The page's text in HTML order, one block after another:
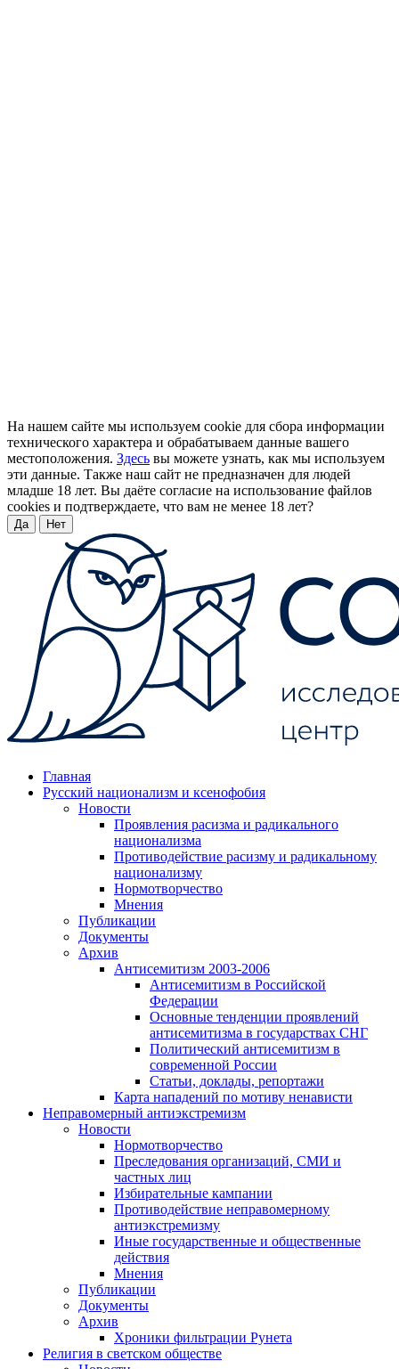
На нашем сайте мы используем cookie для сбора информации
технического характера и обрабатываем данные вашего
местоположения. Здесь вы можете узнать, как мы используем
эти данные. Также наш сайт не предназначен для людей
младше 18 лет. Вы даёте согласие на использование файлов
cookies и подтверждаете, что вам не менее 18 лет?
Да Нет
Главная
Русский национализм и ксенофобия
Новости
Проявления расизма и радикального
национализма
Противодействие расизму и радикальному
национализму
Нормотворчество
Мнения
Публикации
Документы
Архив
Антисемитизм 2003-2006
Антисемитизм в Российской
Федерации
Основные тенденции проявлений
антисемитизма в государствах СНГ
Политический антисемитизм в
современной России
Статьи, доклады, репортажи
Карта нападений по мотиву ненависти
Неправомерный антиэкстремизм
Новости
Нормотворчество
Преследования организаций, СМИ и
частных лиц
Избирательные кампании
Противодействие неправомерному
антиэкстремизму
Иные государственные и общественные
действия
Мнения
Публикации
Документы
Архив
Хроники фильтрации Рунета
Религия в светском обществе